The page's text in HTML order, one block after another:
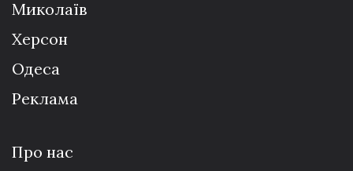
Миколаїв
Херсон
Одеса
Реклама
Про нас